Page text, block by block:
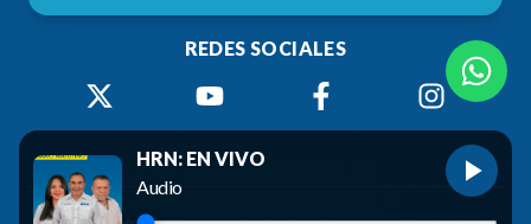
REDES SOCIALES
HRN: EN VIVO
Audio